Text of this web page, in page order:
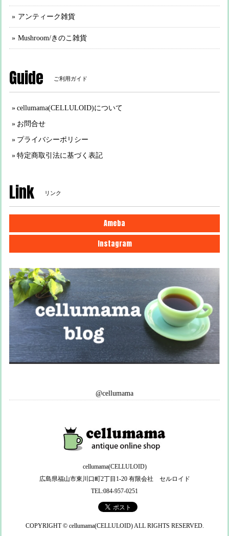
アンティーク雑貨
Mushroom/きのこ雑貨
Guide ご利用ガイド
cellumama(CELLULOID)について
お問合せ
プライバシーポリシー
特定商取引法に基づく表記
Link リンク
Ameba
Instagram
@cellumama
cellumama(CELLULOID)
広島県福山市東川口町2丁目1-20 有限会社 セルロイド
TEL:084-957-0251
COPYRIGHT © cellumama(CELLULOID) ALL RIGHTS RESERVED.